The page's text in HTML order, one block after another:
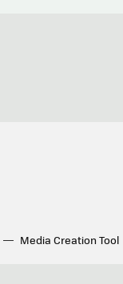
Media Creation Tool